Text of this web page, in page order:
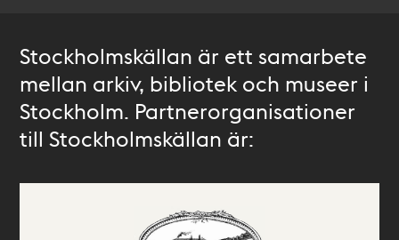
Stockholmskällan är ett samarbete
mellan arkiv, bibliotek och museer i
Stockholm. Partnerorganisationer
till Stockholmskällan är: